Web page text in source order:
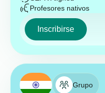
Profesores nativos
Inscribirse
Grupo